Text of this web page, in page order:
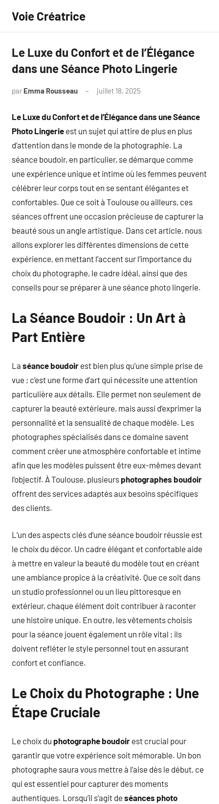
contenu
Voie Créatrice
Le Luxe du Confort et de l’Élégance
dans une Séance Photo Lingerie
par Emma Rousseau juillet 18, 2025
Le Luxe du Confort et de l’Élégance dans une Séance
Photo Lingerie est un sujet qui attire de plus en plus
d’attention dans le monde de la photographie. La
séance boudoir, en particulier, se démarque comme
une expérience unique et intime où les femmes peuvent
célébrer leur corps tout en se sentant élégantes et
confortables. Que ce soit à Toulouse ou ailleurs, ces
séances offrent une occasion précieuse de capturer la
beauté sous un angle artistique. Dans cet article, nous
allons explorer les différentes dimensions de cette
expérience, en mettant l’accent sur l’importance du
choix du photographe, le cadre idéal, ainsi que des
conseils pour se préparer à une séance photo lingerie.
La Séance Boudoir : Un Art à
Part Entière
La séance boudoir est bien plus qu’une simple prise de
vue ; c’est une forme d’art qui nécessite une attention
particulière aux détails. Elle permet non seulement de
capturer la beauté extérieure, mais aussi d’exprimer la
personnalité et la sensualité de chaque modèle. Les
photographes spécialisés dans ce domaine savent
comment créer une atmosphère confortable et intime
afin que les modèles puissent être eux-mêmes devant
l’objectif. À Toulouse, plusieurs photographes boudoir
offrent des services adaptés aux besoins spécifiques
des clients.
L’un des aspects clés d’une séance boudoir réussie est
le choix du décor. Un cadre élégant et confortable aide
à mettre en valeur la beauté du modèle tout en créant
une ambiance propice à la créativité. Que ce soit dans
un studio professionnel ou un lieu pittoresque en
extérieur, chaque élément doit contribuer à raconter
une histoire unique. En outre, les vêtements choisis
pour la séance jouent également un rôle vital ; ils
doivent refléter le style personnel tout en assurant
confort et confiance.
Le Choix du Photographe : Une
Étape Cruciale
Le choix du photographe boudoir est crucial pour
garantir que votre expérience soit mémorable. Un bon
photographe saura vous mettre à l’aise dès le début, ce
qui est essentiel pour capturer des moments
authentiques. Lorsqu’il s’agit de séances photo